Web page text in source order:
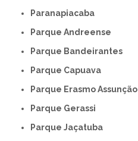
Paranapiacaba
Parque Andreense
Parque Bandeirantes
Parque Capuava
Parque Erasmo Assunção
Parque Gerassi
Parque Jaçatuba